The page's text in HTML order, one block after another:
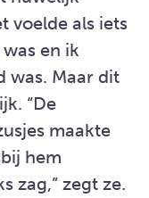
voelde als iets
en ik
was. Maar dit
“De
maakte
hem
zag,” zegt ze.